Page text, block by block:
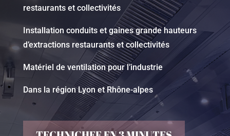
restaurants et collectivités
Installation conduits et gaines grande hauteurs
d’extractions restaurants et collectivités
Matériel de ventilation pour l’industrie
Dans la région Lyon et Rhône-alpes